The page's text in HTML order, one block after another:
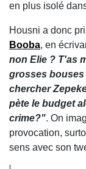
en plus isolé
Housni a donc
Booba, en
non Elie ? T'as
grosses
chercher
pète le budget
crime?". On
provocation,
sens avec son